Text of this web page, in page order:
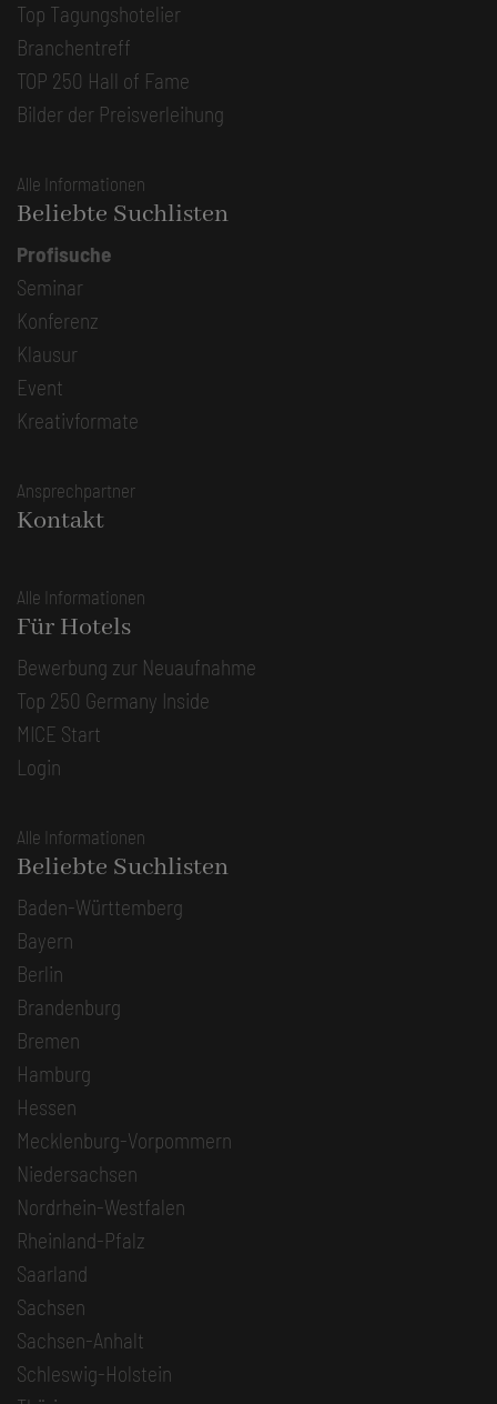
Top Tagungshotelier
Branchentreff
TOP 250 Hall of Fame
Bilder der Preisverleihung
Alle Informationen
Beliebte Suchlisten
Profisuche
Seminar
Konferenz
Klausur
Event
Kreativformate
Ansprechpartner
Kontakt
Alle Informationen
Für Hotels
Bewerbung zur Neuaufnahme
Top 250 Germany Inside
MICE Start
Login
Alle Informationen
Beliebte Suchlisten
Baden-Württemberg
Bayern
Berlin
Brandenburg
Bremen
Hamburg
Hessen
Mecklenburg-Vorpommern
Niedersachsen
Nordrhein-Westfalen
Rheinland-Pfalz
Saarland
Sachsen
Sachsen-Anhalt
Schleswig-Holstein